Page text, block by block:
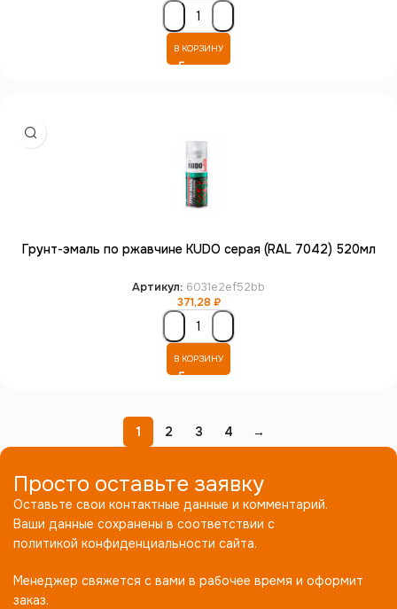
В КОРЗИНУ
Грунт-эмаль по ржавчине KUDO серая (RAL 7042) 520мл
Артикул: 6031e2ef52bb
371,28 ₽
В КОРЗИНУ
1 2 3 4 →
Просто оставьте заявку
Оставьте свои контактные данные и комментарий.
Ваши данные сохранены в соответствии с
политикой конфиденциальности сайта.
Менеджер свяжется с вами в рабочее время и оформит
заказ.